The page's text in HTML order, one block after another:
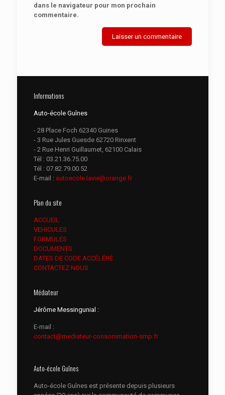
dans le navigateur pour mon prochain
commentaire.
Informations
Auto-école Guînes
- 28 Place Foch 62340 Guines
- 3 Rue Jules Guesde 62720 Rinxent
- 2 Rue Henri Guillaumet, 62100 Calais
Tél : 03.21.36.75.00
Tél : 07.82.79.00.52
E-mail : autoecole.lavie@orange.fr
Plan du site
ACCUEIL
VEHICULES
FORMULES
DOCUMENTS
DATES DE CODE ACCÉLÉRÉ
CONTACTEZ NOUS
Médiateur
Jérôme Messingunial :
E-mail :
contact@mediateur-consommation-smp.fr
Auto-école Guînes
Auto-école Guînes est présente depuis plusieurs